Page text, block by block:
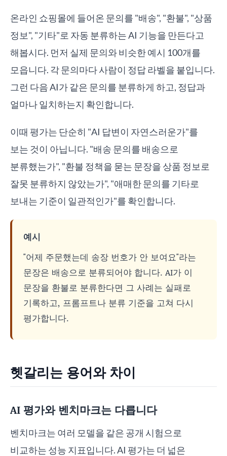
온라인 쇼핑몰에 들어온 문의를 "배송", "환불", "상품
정보", "기타"로 자동 분류하는 AI 기능을 만든다고
해봅시다. 먼저 실제 문의와 비슷한 예시 100개를
모읍니다. 각 문의마다 사람이 정답 라벨을 붙입니다.
그런 다음 AI가 같은 문의를 분류하게 하고, 정답과
얼마나 일치하는지 확인합니다.
이때 평가는 단순히 "AI 답변이 자연스러운가"를
보는 것이 아닙니다. "배송 문의를 배송으로
분류했는가", "환불 정책을 묻는 문장을 상품 정보로
잘못 분류하지 않았는가", "애매한 문의를 기타로
보내는 기준이 일관적인가"를 확인합니다.
예시
"어제 주문했는데 송장 번호가 안 보여요"라는
문장은 배송으로 분류되어야 합니다. AI가 이
문장을 환불로 분류한다면 그 사례는 실패로
기록하고, 프롬프트나 분류 기준을 고쳐 다시
평가합니다.
헷갈리는 용어와 차이
AI 평가와 벤치마크는 다릅니다
벤치마크는 여러 모델을 같은 공개 시험으로
비교하는 성능 지표입니다. AI 평가는 더 넓은